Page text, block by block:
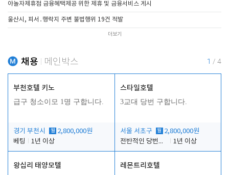
야놀자제휴점 금융혜택제공 위한 제휴 및 금융서비스 게시
울산시, 피서․행락지 주변 불법행위 19건 적발
더보기
채용 메인박스 1 / 4
부천호텔 키노
급구 청소이모 1명 구합니다.
경기 부천시 월 2,800,000원
베팅
1년 이상
스타일호텔
3교대 당번 구합니다.
서울 서초구 월 2,800,000원
전반적인 당번업무
1년 이상
왕십리 태양모텔 레몬트리호텔